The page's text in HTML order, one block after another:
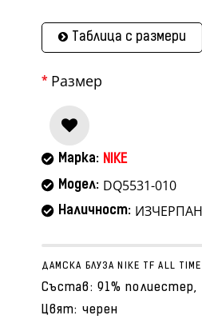
Таблица с размери
Размер
Марка: NIKE
Модел: DQ5531-010
Наличност: ИЗЧЕРПАН
ДАМСКА БЛУЗА NIKE TF ALL TIME
Състав: 91% полиестер,
Цвят: черен